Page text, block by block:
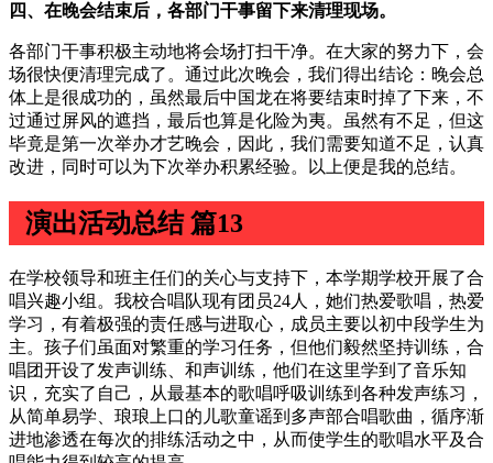
四、在晚会结束后，各部门干事留下来清理现场。
各部门干事积极主动地将会场打扫干净。在大家的努力下，会
场很快便清理完成了。通过此次晚会，我们得出结论：晚会总
体上是很成功的，虽然最后中国龙在将要结束时掉了下来，不
过通过屏风的遮挡，最后也算是化险为夷。虽然有不足，但这
毕竟是第一次举办才艺晚会，因此，我们需要知道不足，认真
改进，同时可以为下次举办积累经验。以上便是我的总结。
演出活动总结 篇13
在学校领导和班主任们的关心与支持下，本学期学校开展了合
唱兴趣小组。我校合唱队现有团员24人，她们热爱歌唱，热爱
学习，有着极强的责任感与进取心，成员主要以初中段学生为
主。孩子们虽面对繁重的学习任务，但他们毅然坚持训练，合
唱团开设了发声训练、和声训练，他们在这里学到了音乐知
识，充实了自己，从最基本的歌唱呼吸训练到各种发声练习，
从简单易学、琅琅上口的儿歌童谣到多声部合唱歌曲，循序渐
进地渗透在每次的排练活动之中，从而使学生的歌唱水平及合